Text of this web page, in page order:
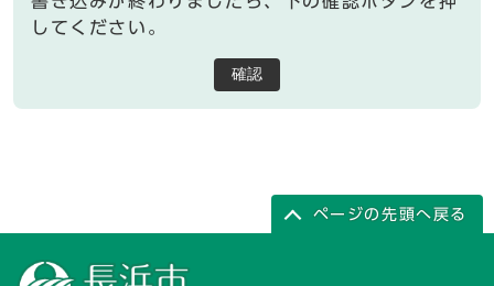
してください。
確認
ページの先頭へ戻る